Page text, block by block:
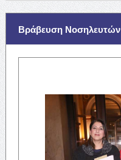
Βράβευση Νοσηλευτών